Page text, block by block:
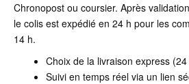
Chronopost ou coursier. Après
le colis est expédié en 24 h pour les
14 h.
Choix de la livraison express
Suivi en temps réel via un lien